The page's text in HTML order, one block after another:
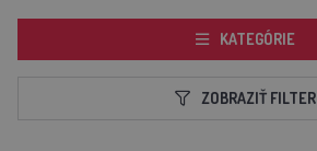
KATEGÓRIE
ZOBRAZIŤ FILTER